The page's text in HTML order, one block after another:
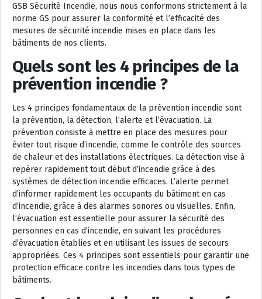
GSB Sécurité Incendie, nous nous conformons strictement à la
norme GS pour assurer la conformité et l’efficacité des
mesures de sécurité incendie mises en place dans les
bâtiments de nos clients.
Quels sont les 4 principes de la
prévention incendie ?
Les 4 principes fondamentaux de la prévention incendie sont
la prévention, la détection, l’alerte et l’évacuation. La
prévention consiste à mettre en place des mesures pour
éviter tout risque d’incendie, comme le contrôle des sources
de chaleur et des installations électriques. La détection vise à
repérer rapidement tout début d’incendie grâce à des
systèmes de détection incendie efficaces. L’alerte permet
d’informer rapidement les occupants du bâtiment en cas
d’incendie, grâce à des alarmes sonores ou visuelles. Enfin,
l’évacuation est essentielle pour assurer la sécurité des
personnes en cas d’incendie, en suivant les procédures
d’évacuation établies et en utilisant les issues de secours
appropriées. Ces 4 principes sont essentiels pour garantir une
protection efficace contre les incendies dans tous types de
bâtiments.